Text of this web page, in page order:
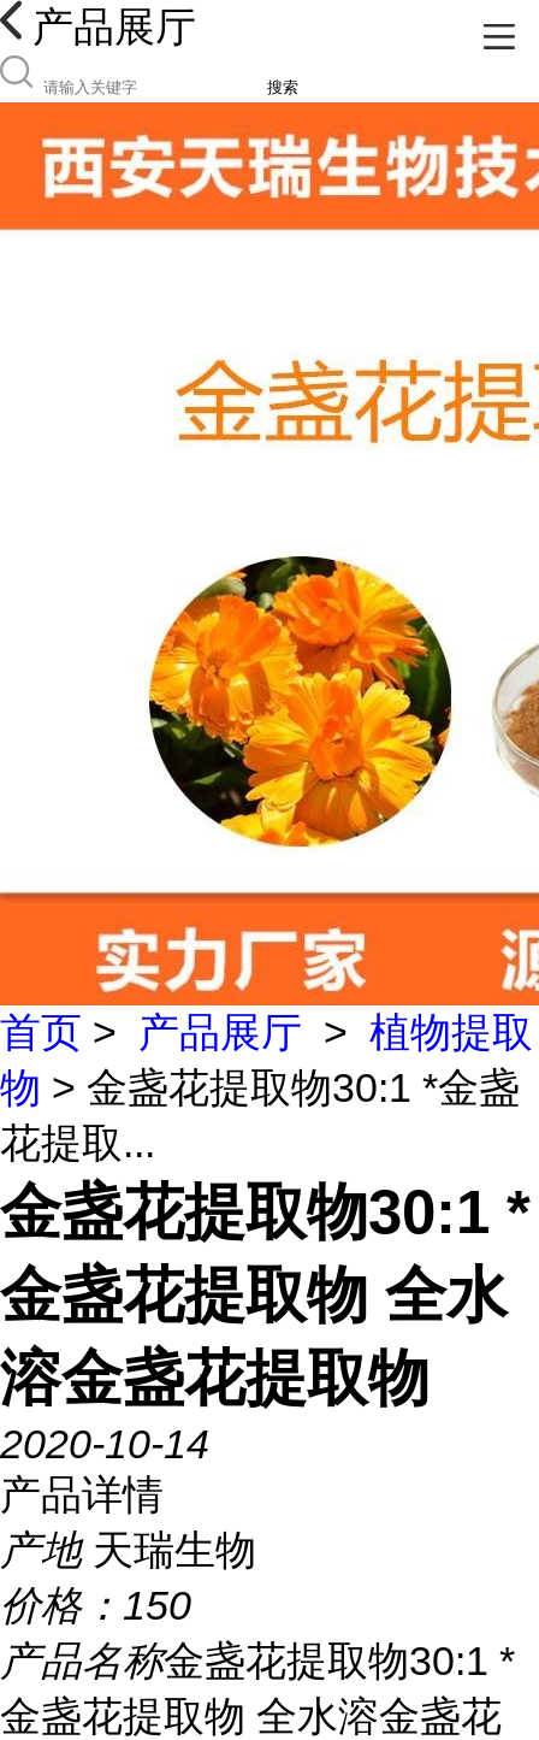
产品展厅
搜索
首页 > 产品展厅 > 植物提取
物 > 金盏花提取物30:1 *金盏
花提取...
金盏花提取物30:1 *
金盏花提取物 全水
溶金盏花提取物
2020-10-14
产品详情
产地 天瑞生物
价格： 150
产品名称金盏花提取物30:1 *
金盏花提取物 全水溶金盏花